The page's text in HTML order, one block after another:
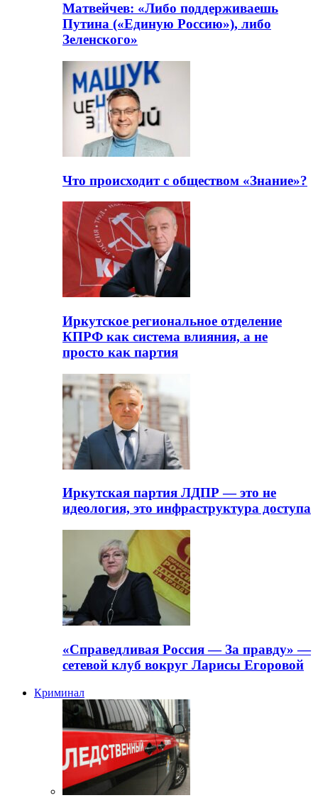
Матвейчев: «Либо поддерживаешь
Путина («Единую Россию»), либо
Зеленского»
Что происходит с обществом «Знание»?
Иркутское региональное отделение
КПРФ как система влияния, а не
просто как партия
Иркутская партия ЛДПР — это не
идеология, это инфраструктура доступа
«Справедливая Россия — За правду» —
сетевой клуб вокруг Ларисы Егоровой
Криминал